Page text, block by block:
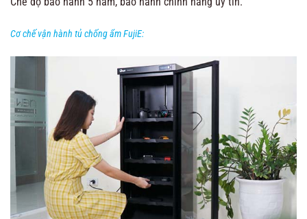
Cơ chế vận hành tủ chống ẩm FujiE: